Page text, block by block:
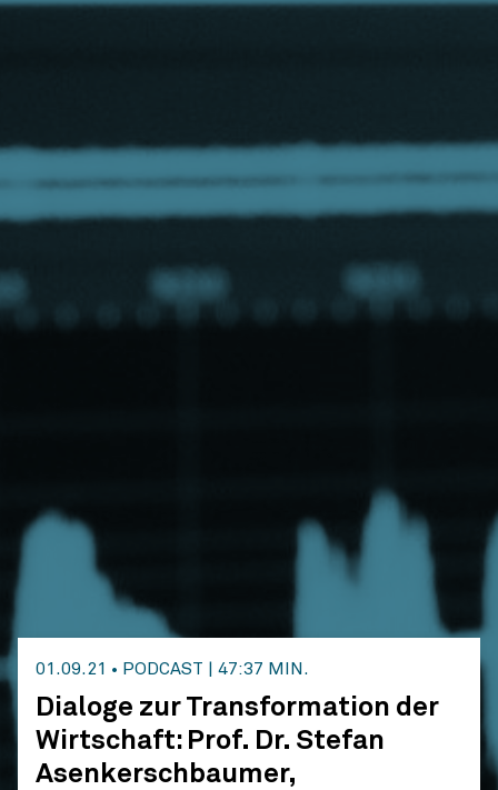
01.09.21 • PODCAST 47:37 MIN.
Dialoge zur Transformation der
Wirtschaft: Prof. Dr. Stefan
Asenkerschbaumer,